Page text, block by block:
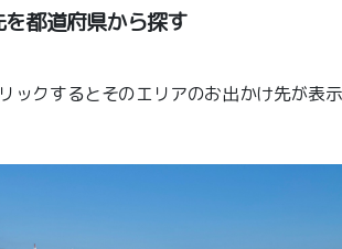
都道府県から探す
ックするとそのエリアのお出かけ先が表示